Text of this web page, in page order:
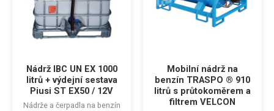
Nádrž IBC UN EX 1000
litrů + výdejní sestava
Piusi ST EX50 / 12V
Nádrže a čerpadla na benzín
Mobilní nádrž na
benzín TRASPO ® 910
litrů s průtokoměrem a
filtrem VELCON